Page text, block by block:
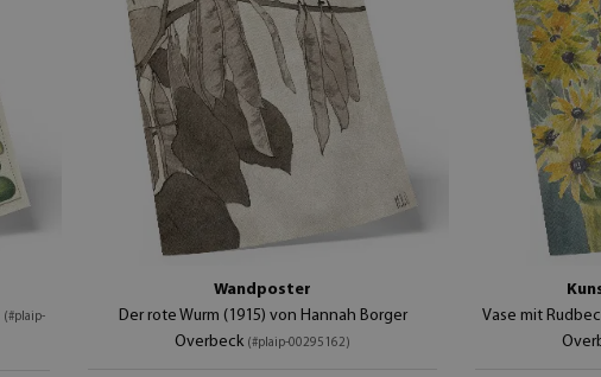
(#plaip-
Wandposter
Der rote Wurm (1915) von Hannah Borger
Overbeck (#plaip-00295162)
Vase mit